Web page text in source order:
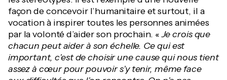
façon de concevoir l’humanitaire et surtout, il a
vocation à inspirer toutes les personnes animées
par la volonté d’aider son prochain. «Je crois que
chacun peut aider à son échelle. Ce qui est
important, c’est de choisir une cause qui nous tient
assez à cœur pour pouvoir s’y tenir, même face